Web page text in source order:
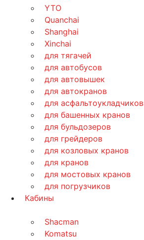
YTO
Quanchai
Shanghai
Xinchai
для тягачей
для автобусов
для автовышек
для автокранов
для асфальтоукладчиков
для башенных кранов
для бульдозеров
для грейдеров
для козловых кранов
для кранов
для мостовых кранов
для погрузчиков
Кабины
Shacman
Komatsu